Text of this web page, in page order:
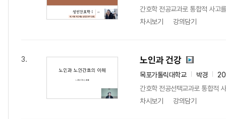
간호학 전공교과로 통합적 사고
차시보기
강의담기
3. 노인과 건강
목포가톨릭대학교 박경
간호학 전공선택교과로 통합적
차시보기
강의담기